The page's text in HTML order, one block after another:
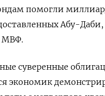
помогли
Абу-
МВФ.
суверенные
экономик